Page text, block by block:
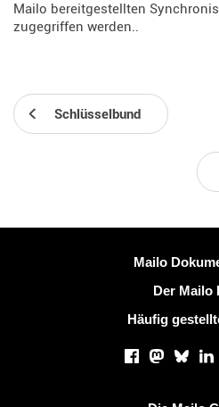
Mailo bereitgestellten
zugegriffen werden..
Schlüsselbund
Weitere InformationMailo
Der Mailo
Häufig
Facebook
Mastodon
Bluesky